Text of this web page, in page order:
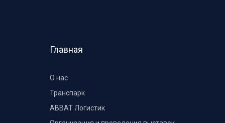
Главная
О нас
Транспарк
ABBAT Логистик